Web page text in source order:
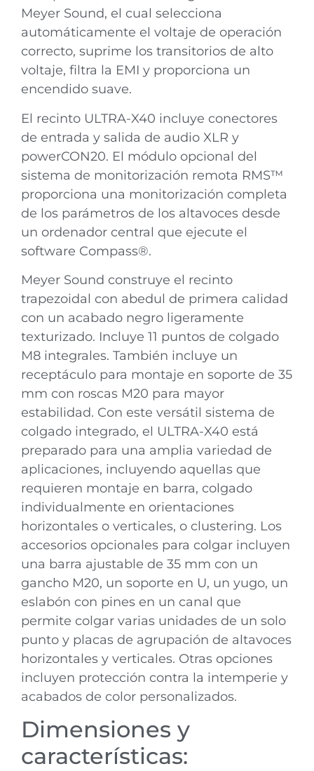
Meyer Sound, el cual selecciona
automáticamente el voltaje de operación
correcto, suprime los transitorios de alto
voltaje, filtra la EMI y proporciona un
encendido suave.
El recinto ULTRA-X40 incluye conectores
de entrada y salida de audio XLR y
powerCON20. El módulo opcional del
sistema de monitorización remota RMS™
proporciona una monitorización completa
de los parámetros de los altavoces desde
un ordenador central que ejecute el
software Compass®.
Meyer Sound construye el recinto
trapezoidal con abedul de primera calidad
con un acabado negro ligeramente
texturizado. Incluye 11 puntos de colgado
M8 integrales. También incluye un
receptáculo para montaje en soporte de 35
mm con roscas M20 para mayor
estabilidad. Con este versátil sistema de
colgado integrado, el ULTRA-X40 está
preparado para una amplia variedad de
aplicaciones, incluyendo aquellas que
requieren montaje en barra, colgado
individualmente en orientaciones
horizontales o verticales, o clustering. Los
accesorios opcionales para colgar incluyen
una barra ajustable de 35 mm con un
gancho M20, un soporte en U, un yugo, un
eslabón con pines en un canal que
permite colgar varias unidades de un solo
punto y placas de agrupación de altavoces
horizontales y verticales. Otras opciones
incluyen protección contra la intemperie y
acabados de color personalizados.
Dimensiones y
características: